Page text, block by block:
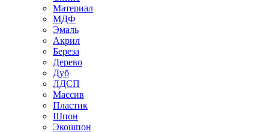
Материал
МДФ
Эмаль
Акрил
Береза
Дерево
Дуб
ЛДСП
Массив
Пластик
Шпон
Экошпон